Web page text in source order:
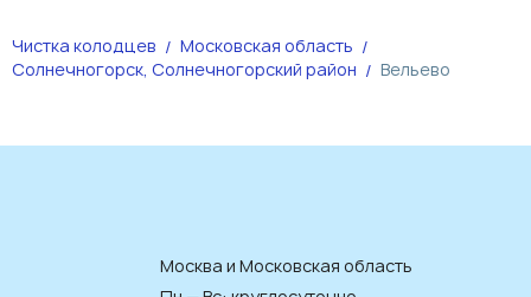
Чистка колодцев
Московская область
Солнечногорск, Солнечногорский район
Вельево
Москва и Московская область